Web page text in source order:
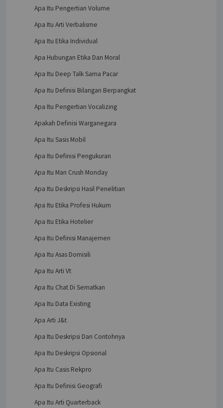
Apa Itu Pengertian Volume
Apa Itu Arti Verbalisme
Apa Itu Etika Individual
Apa Hubungan Etika Dan Moral
Apa Itu Deep Talk Sama Pacar
Apa Itu Definisi Bilangan Berpangkat
Apa Itu Pengertian Vocalizing
Apakah Definisi Warganegara
Apa Itu Sasis Mobil
Apa Itu Definisi Pengukuran
Apa Itu Man Crush Monday
Apa Itu Deskripsi Hasil Penelitian
Apa Itu Etika Profesi Hukum
Apa Itu Etika Hotelier
Apa Itu Definisi Manajemen
Apa Itu Asas Domisili
Apa Itu Arti Vt
Apa Itu Chat Di Sematkan
Apa Itu Data Existing
Apa Arti J&t
Apa Itu Deskripsi Dan Contohnya
Apa Itu Deskripsi Opsional
Apa Itu Casis Rekpro
Apa Itu Definisi Geografi
Apa Itu Arti Quarterback